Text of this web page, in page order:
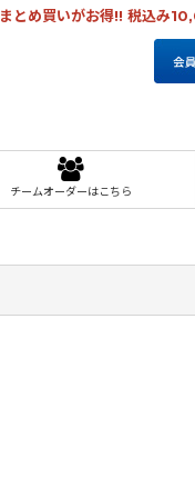
まとめ買いがお得!! 税込み
チームオーダーはこちら